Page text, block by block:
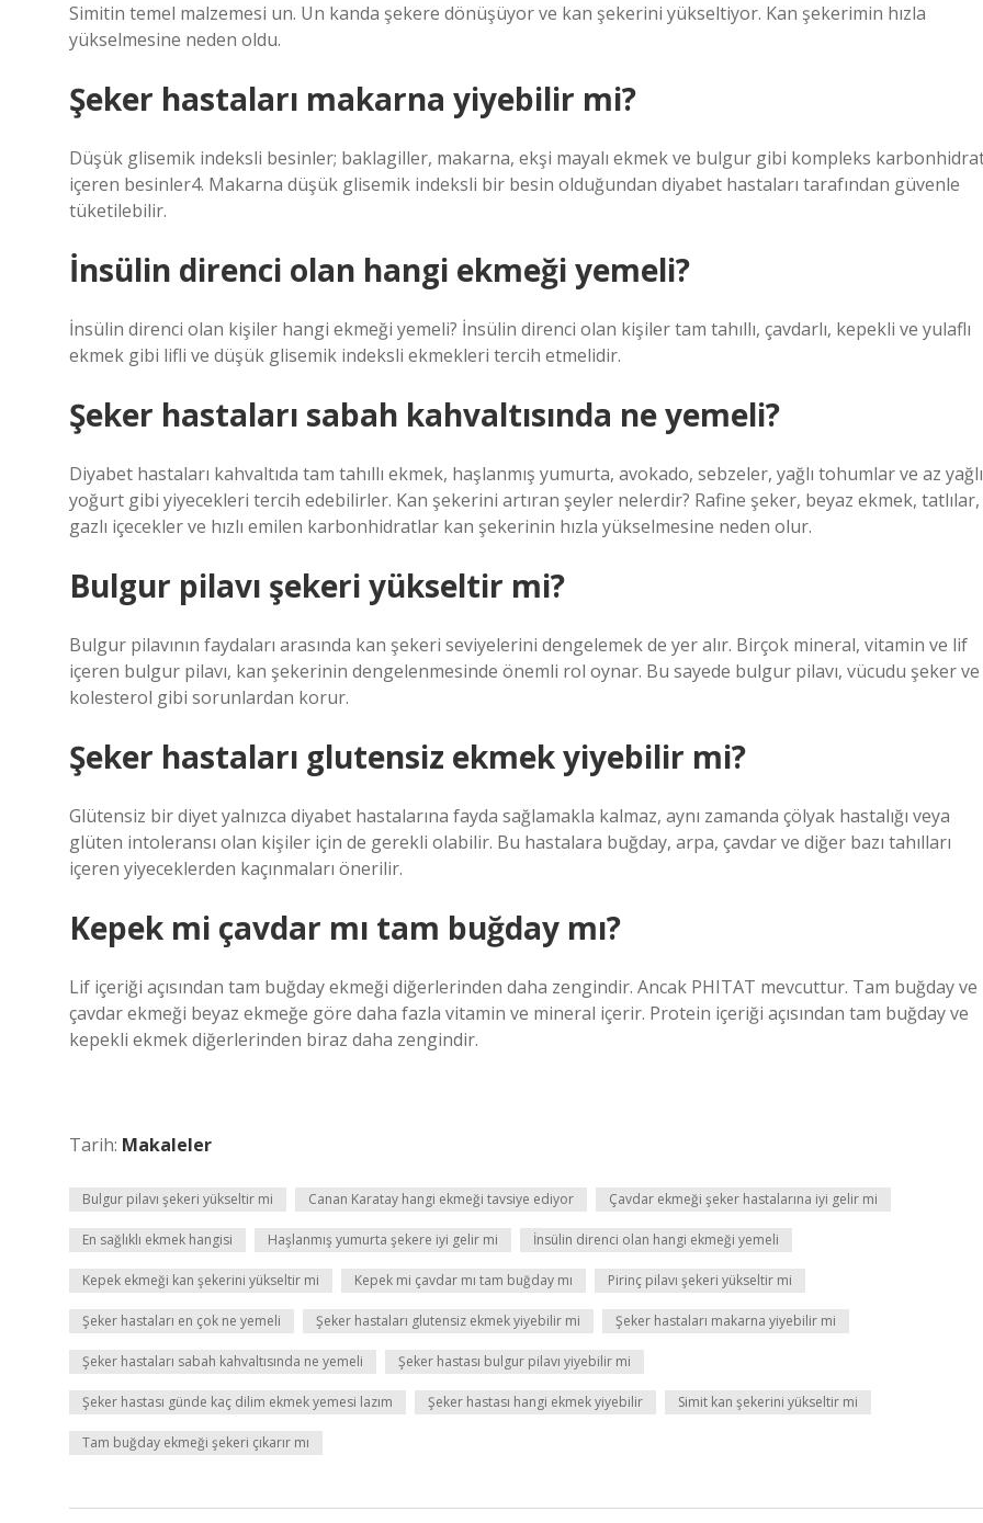
Simitin temel malzemesi un. Un kanda şekere dönüşüyor ve kan şekerini yükseltiyor. Kan şekerimin hızla
yükselmesine neden oldu.
Şeker hastaları makarna yiyebilir mi?
Düşük glisemik indeksli besinler; baklagiller, makarna, ekşi mayalı ekmek ve bulgur gibi kompleks
içeren besinler4. Makarna düşük glisemik indeksli bir besin olduğundan diyabet hastaları tarafından güvenle
tüketilebilir.
İnsülin direnci olan hangi ekmeği yemeli?
İnsülin direnci olan kişiler hangi ekmeği yemeli? İnsülin direnci olan kişiler tam tahıllı, çavdarlı, kepekli ve yulaflı
ekmek gibi lifli ve düşük glisemik indeksli ekmekleri tercih etmelidir.
Şeker hastaları sabah kahvaltısında ne yemeli?
Diyabet hastaları kahvaltıda tam tahıllı ekmek, haşlanmış yumurta, avokado, sebzeler, yağlı tohumlar ve az yağlı
yoğurt gibi yiyecekleri tercih edebilirler. Kan şekerini artıran şeyler nelerdir? Rafine şeker, beyaz ekmek, tatlılar,
gazlı içecekler ve hızlı emilen karbonhidratlar kan şekerinin hızla yükselmesine neden olur.
Bulgur pilavı şekeri yükseltir mi?
Bulgur pilavının faydaları arasında kan şekeri seviyelerini dengelemek de yer alır. Birçok mineral, vitamin ve lif
içeren bulgur pilavı, kan şekerinin dengelenmesinde önemli rol oynar. Bu sayede bulgur pilavı, vücudu şeker ve
kolesterol gibi sorunlardan korur.
Şeker hastaları glutensiz ekmek yiyebilir mi?
Glütensiz bir diyet yalnızca diyabet hastalarına fayda sağlamakla kalmaz, aynı zamanda çölyak hastalığı veya
glüten intoleransı olan kişiler için de gerekli olabilir. Bu hastalara buğday, arpa, çavdar ve diğer bazı tahılları
içeren yiyeceklerden kaçınmaları önerilir.
Kepek mi çavdar mı tam buğday mı?
Lif içeriği açısından tam buğday ekmeği diğerlerinden daha zengindir. Ancak PHITAT mevcuttur. Tam buğday ve
çavdar ekmeği beyaz ekmeğe göre daha fazla vitamin ve mineral içerir. Protein içeriği açısından tam buğday ve
kepekli ekmek diğerlerinden biraz daha zengindir.
Tarih: Makaleler
Bulgur pilavı şekeri yükseltir mi Canan Karatay hangi ekmeği tavsiye ediyor Çavdar ekmeği şeker hastalarına iyi gelir mi
En sağlıklı ekmek hangisi Haşlanmış yumurta şekere iyi gelir mi İnsülin direnci olan hangi ekmeği yemeli
Kepek ekmeği kan şekerini yükseltir mi Kepek mi çavdar mı tam buğday mı Pirinç pilavı şekeri yükseltir mi
Şeker hastaları en çok ne yemeli Şeker hastaları glutensiz ekmek yiyebilir mi Şeker hastaları makarna yiyebilir mi
Şeker hastaları sabah kahvaltısında ne yemeli Şeker hastası bulgur pilavı yiyebilir mi
Şeker hastası günde kaç dilim ekmek yemesi lazım Şeker hastası hangi ekmek yiyebilir Simit kan şekerini yükseltir mi
Tam buğday ekmeği şekeri çıkarır mı